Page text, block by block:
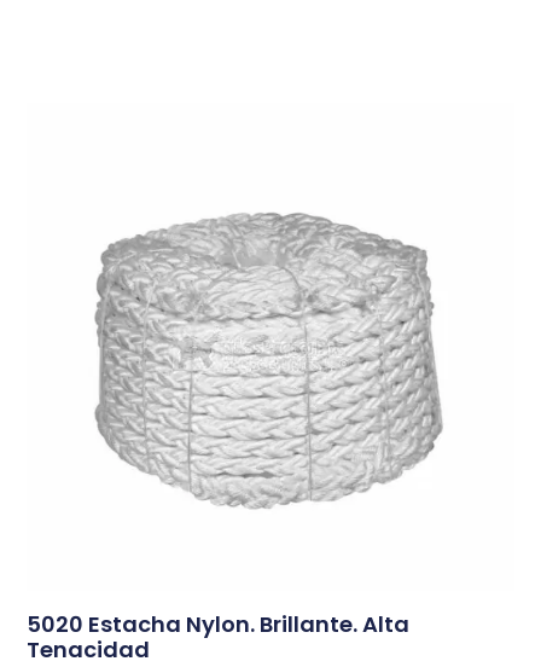
5020 Estacha Nylon. Brillante. Alta
Tenacidad